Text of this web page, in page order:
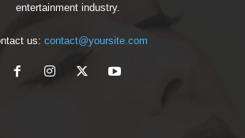
entertainment industry.
us: contact@yoursite.com